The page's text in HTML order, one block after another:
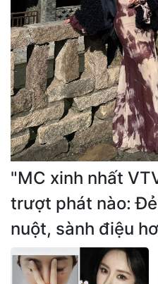
"MC xinh nhất
trượt phát nào:
nuột, sành điệu